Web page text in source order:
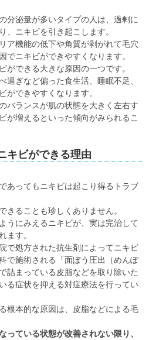
分泌量が多いタイプの人は、過剰に
、ニキビを引き起こします。
ア機能の低下や角質が剥がれて毛穴
でニキビができやすくなります。
ができる大きな原因の一つです。
過ぎなど偏った食生活、睡眠不足、
ができやすくなります。
バランスが肌の状態を大きく左右す
が増えるといった傾向がみられるこ
キビができる理由
あってもニキビは起こり得るトラブ
きることも珍しくありません。
うにみえるニキビが、実は完治して
ます。
で処方された抗生剤によってニキビ
で施術される「面ぽう圧出（めんぽ
詰まっている皮脂などを取り除いた
る症状を抑える対症療法を行ってい
根本的な原因は、皮脂などによる毛
っている状態が改善されない限り、